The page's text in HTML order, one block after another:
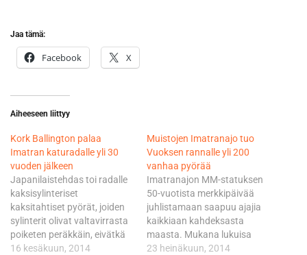
Jaa tämä:
Facebook X
Aiheeseen liittyy
Kork Ballington palaa
Imatran katuradalle yli 30
vuoden jälkeen
Japanilaistehdas toi radalle
kaksisylinteriset
kaksitahtiset pyörät, joiden
sylinterit olivat valtavirrasta
poiketen peräkkäin, eivätkä
totutusti rinnakkain.
16 kesäkuun, 2014
Muistojen Imatranajo tuo
Vuoksen rannalle yli 200
vanhaa pyörää
Imatranajon MM-statuksen
50-vuotista merkkipäivää
juhlistamaan saapuu ajajia
kaikkiaan kahdeksasta
maasta. Mukana lukuisa
joukko menneiden aikojen
23 heinäkuun, 2014